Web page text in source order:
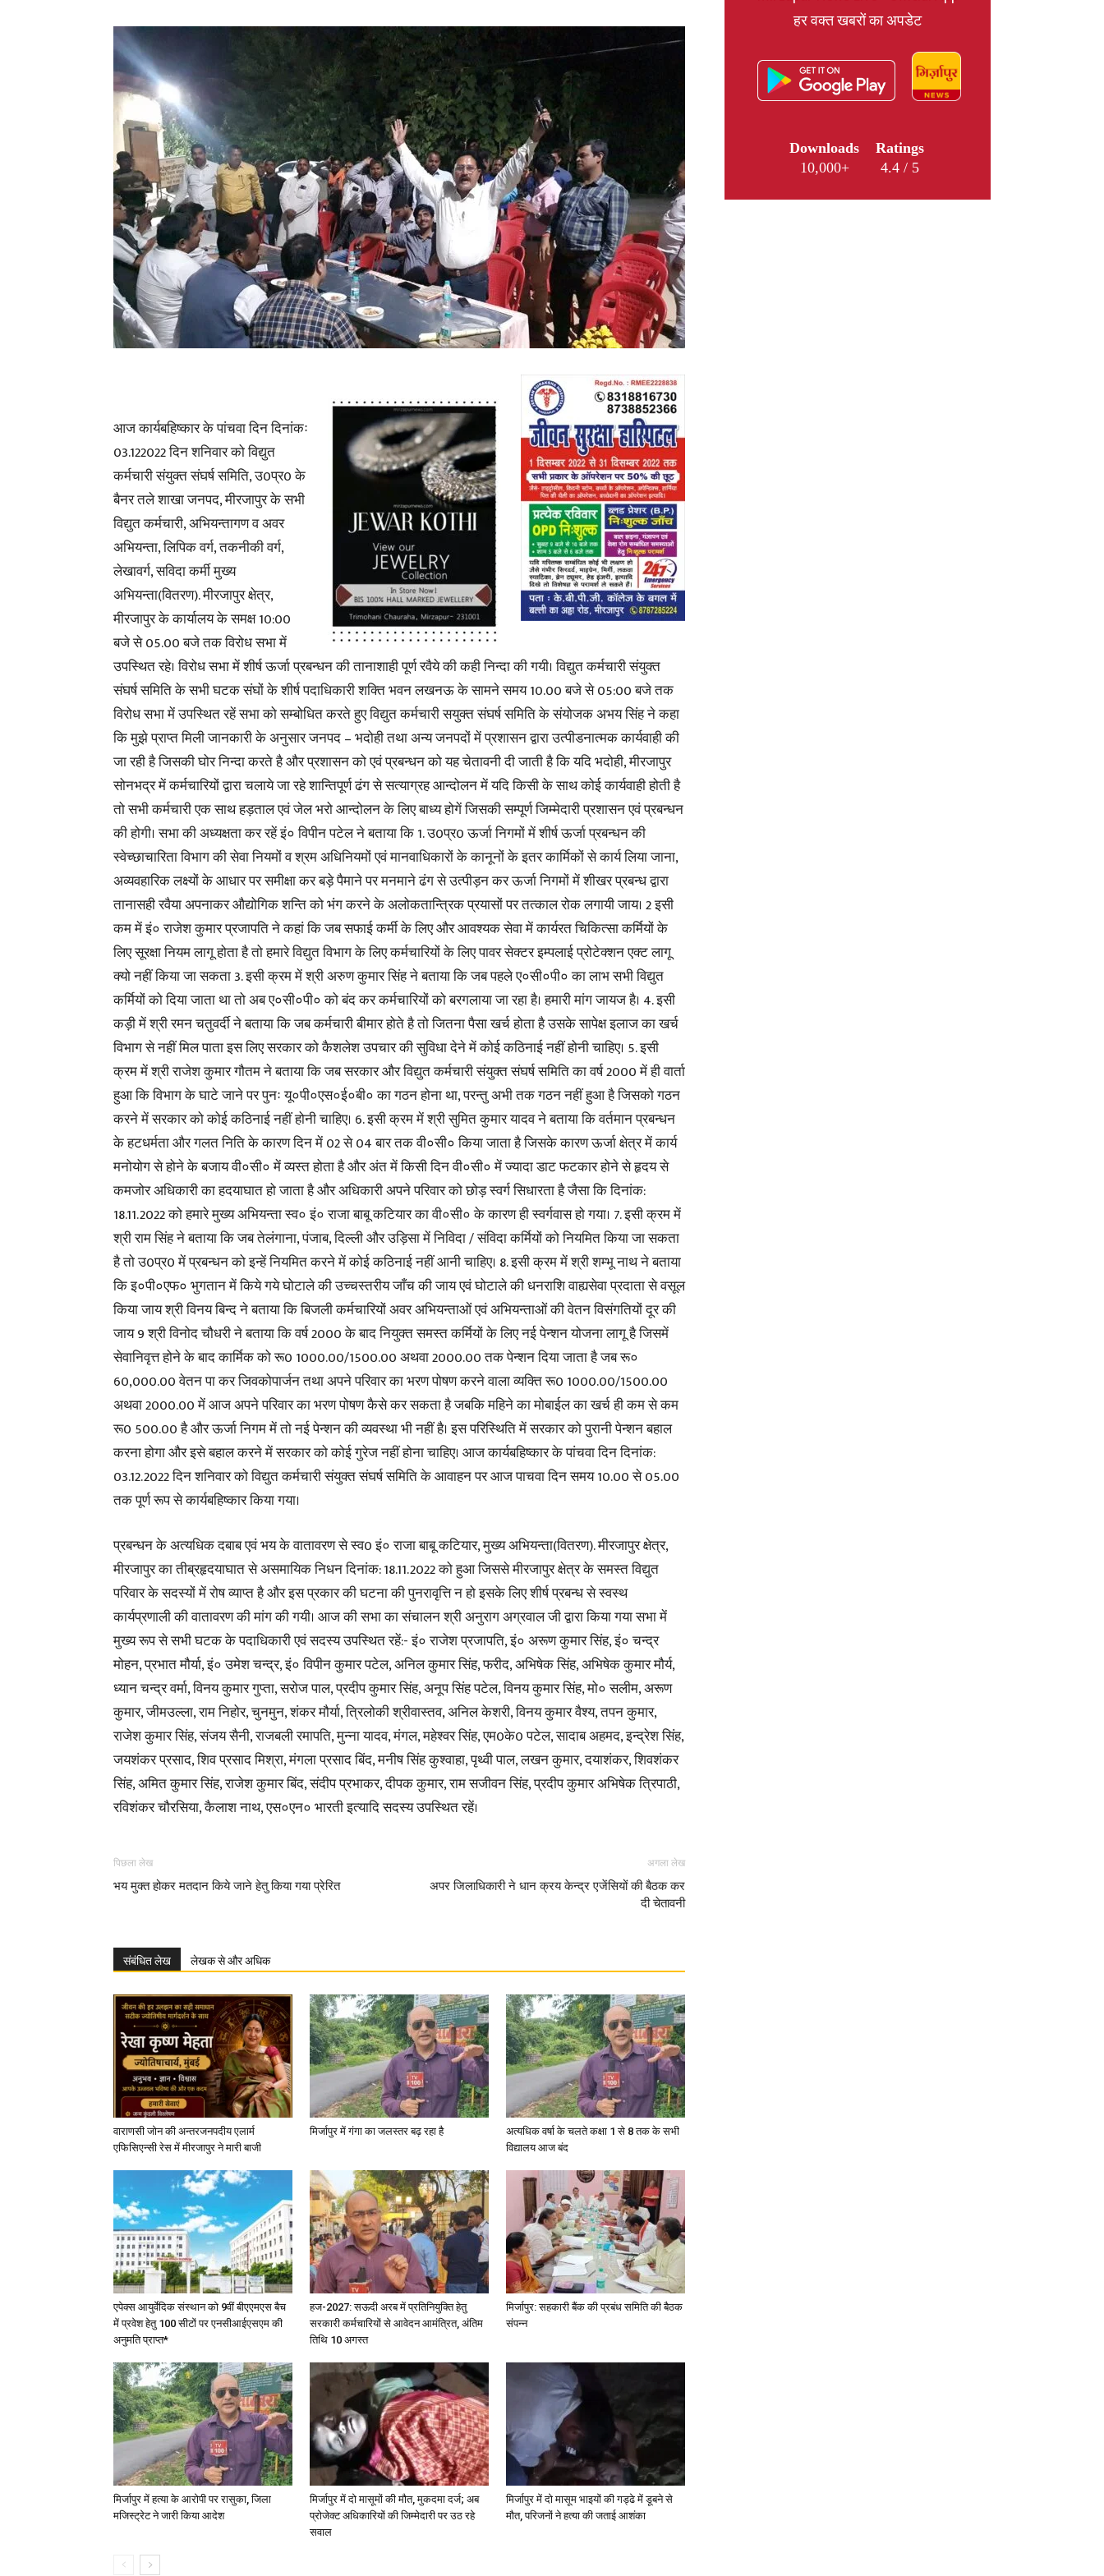
News,
Latest
News
in
Hindi,
Today
Hindi
News
Paper
आज कार्यबहिष्कार के पांचवा दिन दिनांकः
03.122022 दिन शनिवार को विद्युत
कर्मचारी संयुक्त संघर्ष समिति, उ0प्र0 के
बैनर तले शाखा जनपद, मीरजापुर के सभी
विद्युत कर्मचारी, अभियन्तागण व अवर
अभियन्ता, लिपिक वर्ग, तकनीकी वर्ग,
लेखावर्ग, सविदा कर्मी मुख्य
अभियन्ता(वितरण). मीरजापुर क्षेत्र,
मीरजापुर के कार्यालय के समक्ष 10:00
बजे से 05.00 बजे तक विरोध सभा में
उपस्थित रहे। विरोध सभा में शीर्ष ऊर्जा प्रबन्धन की तानाशाही पूर्ण रवैये की कही निन्दा की गयी। विद्युत कर्मचारी संयुक्त
संघर्ष समिति के सभी घटक संघों के शीर्ष पदाधिकारी शक्ति भवन लखनऊ के सामने समय 10.00 बजे से 05:00 बजे तक
विरोध सभा में उपस्थित रहें सभा को सम्बोधित करते हुए विद्युत कर्मचारी सयुक्त संघर्ष समिति के संयोजक अभय सिंह ने कहा
कि मुझे प्राप्त मिली जानकारी के अनुसार जनपद – भदोही तथा अन्य जनपदों में प्रशासन द्वारा उत्पीडनात्मक कार्यवाही की
जा रही है जिसकी घोर निन्दा करते है और प्रशासन को एवं प्रबन्धन को यह चेतावनी दी जाती है कि यदि भदोही, मीरजापुर
सोनभद्र में कर्मचारियों द्वारा चलाये जा रहे शान्तिपूर्ण ढंग से सत्याग्रह आन्दोलन में यदि किसी के साथ कोई कार्यवाही होती है
तो सभी कर्मचारी एक साथ हड़ताल एवं जेल भरो आन्दोलन के लिए बाध्य होगें जिसकी सम्पूर्ण जिम्मेदारी प्रशासन एवं प्रबन्धन
की होगी। सभा की अध्यक्षता कर रहें इं० विपीन पटेल ने बताया कि 1. उ0प्र0 ऊर्जा निगमों में शीर्ष ऊर्जा प्रबन्धन की
स्वेच्छाचारिता विभाग की सेवा नियमों व श्रम अधिनियमों एवं मानवाधिकारों के कानूनों के इतर कार्मिकों से कार्य लिया जाना,
अव्यवहारिक लक्ष्यों के आधार पर समीक्षा कर बड़े पैमाने पर मनमाने ढंग से उत्पीड़न कर ऊर्जा निगमों में शीखर प्रबन्ध द्वारा
तानासही रवैया अपनाकर औद्योगिक शन्ति को भंग करने के अलोकतान्त्रिक प्रयासों पर तत्काल रोक लगायी जाय। 2 इसी
कम में इं० राजेश कुमार प्रजापति ने कहां कि जब सफाई कर्मी के लिए और आवश्यक सेवा में कार्यरत चिकित्सा कर्मियों के
लिए सूरक्षा नियम लागू होता है तो हमारे विद्युत विभाग के लिए कर्मचारियों के लिए पावर सेक्टर इम्पलाई प्रोटेक्शन एक्ट लागू
क्यो नहीं किया जा सकता 3. इसी क्रम में श्री अरुण कुमार सिंह ने बताया कि जब पहले ए०सी०पी० का लाभ सभी विद्युत
कर्मियों को दिया जाता था तो अब ए०सी०पी० को बंद कर कर्मचारियों को बरगलाया जा रहा है। हमारी मांग जायज है। 4. इसी
कड़ी में श्री रमन चतुवर्दी ने बताया कि जब कर्मचारी बीमार होते है तो जितना पैसा खर्च होता है उसके सापेक्ष इलाज का खर्च
विभाग से नहीं मिल पाता इस लिए सरकार को कैशलेश उपचार की सुविधा देने में कोई कठिनाई नहीं होनी चाहिए। 5. इसी
क्रम में श्री राजेश कुमार गौतम ने बताया कि जब सरकार और विद्युत कर्मचारी संयुक्त संघर्ष समिति का वर्ष 2000 में ही वार्ता
हुआ कि विभाग के घाटे जाने पर पुनः यू०पी०एस०ई०बी० का गठन होना था, परन्तु अभी तक गठन नहीं हुआ है जिसको गठन
करने में सरकार को कोई कठिनाई नहीं होनी चाहिए। 6. इसी क्रम में श्री सुमित कुमार यादव ने बताया कि वर्तमान प्रबन्धन
के हटधर्मता और गलत निति के कारण दिन में 02 से 04 बार तक वी०सी० किया जाता है जिसके कारण ऊर्जा क्षेत्र में कार्य
मनोयोग से होने के बजाय वी०सी० में व्यस्त होता है और अंत में किसी दिन वी०सी० में ज्यादा डाट फटकार होने से हृदय से
कमजोर अधिकारी का हदयाघात हो जाता है और अधिकारी अपने परिवार को छोड़ स्वर्ग सिधारता है जैसा कि दिनांक:
18.11.2022 को हमारे मुख्य अभियन्ता स्व० इं० राजा बाबू कटियार का वी०सी० के कारण ही स्वर्गवास हो गया। 7. इसी क्रम में
श्री राम सिंह ने बताया कि जब तेलंगाना, पंजाब, दिल्ली और उड़िसा में निविदा / संविदा कर्मियों को नियमित किया जा सकता
है तो उ0प्र0 में प्रबन्धन को इन्हें नियमित करने में कोई कठिनाई नहीं आनी चाहिए। 8. इसी क्रम में श्री शम्भू नाथ ने बताया
कि इ०पी०एफ० भुगतान में किये गये घोटाले की उच्चस्तरीय जाँच की जाय एवं घोटाले की धनराशि वाह्यसेवा प्रदाता से वसूल
किया जाय श्री विनय बिन्द ने बताया कि बिजली कर्मचारियों अवर अभियन्ताओं एवं अभियन्ताओं की वेतन विसंगतियों दूर की
जाय 9 श्री विनोद चौधरी ने बताया कि वर्ष 2000 के बाद नियुक्त समस्त कर्मियों के लिए नई पेन्शन योजना लागू है जिसमें
सेवानिवृत्त होने के बाद कार्मिक को रू0 1000.00/1500.00 अथवा 2000.00 तक पेन्शन दिया जाता है जब रू०
60,000.00 वेतन पा कर जिवकोपार्जन तथा अपने परिवार का भरण पोषण करने वाला व्यक्ति रू0 1000.00/1500.00
अथवा 2000.00 में आज अपने परिवार का भरण पोषण कैसे कर सकता है जबकि महिने का मोबाईल का खर्च ही कम से कम
रू0 500.00 है और ऊर्जा निगम में तो नई पेन्शन की व्यवस्था भी नहीं है। इस परिस्थिति में सरकार को पुरानी पेन्शन बहाल
करना होगा और इसे बहाल करने में सरकार को कोई गुरेज नहीं होना चाहिए। आज कार्यबहिष्कार के पांचवा दिन दिनांक:
03.12.2022 दिन शनिवार को विद्युत कर्मचारी संयुक्त संघर्ष समिति के आवाहन पर आज पाचवा दिन समय 10.00 से 05.00
तक पूर्ण रूप से कार्यबहिष्कार किया गया।
प्रबन्धन के अत्यधिक दबाब एवं भय के वातावरण से स्व0 इं० राजा बाबू कटियार, मुख्य अभियन्ता(वितरण). मीरजापुर क्षेत्र,
मीरजापुर का तीब्रहृदयाघात से असमायिक निधन दिनांक: 18.11.2022 को हुआ जिससे मीरजापुर क्षेत्र के समस्त विद्युत
परिवार के सदस्यों में रोष व्याप्त है और इस प्रकार की घटना की पुनरावृत्ति न हो इसके लिए शीर्ष प्रबन्ध से स्वस्थ
कार्यप्रणाली की वातावरण की मांग की गयी। आज की सभा का संचालन श्री अनुराग अग्रवाल जी द्वारा किया गया सभा में
मुख्य रूप से सभी घटक के पदाधिकारी एवं सदस्य उपस्थित रहें:- इं० राजेश प्रजापति, इं० अरूण कुमार सिंह, इं० चन्द्र
मोहन, प्रभात मौर्या, इं० उमेश चन्द्र, इं० विपीन कुमार पटेल, अनिल कुमार सिंह, फरीद, अभिषेक सिंह, अभिषेक कुमार मौर्य,
ध्यान चन्द्र वर्मा, विनय कुमार गुप्ता, सरोज पाल, प्रदीप कुमार सिंह, अनूप सिंह पटेल, विनय कुमार सिंह, मो० सलीम, अरूण
कुमार, जीमउल्ला, राम निहोर, चुनमुन, शंकर मौर्या, त्रिलोकी श्रीवास्तव, अनिल केशरी, विनय कुमार वैश्य, तपन कुमार,
राजेश कुमार सिंह, संजय सैनी, राजबली रमापति, मुन्ना यादव, मंगल, महेश्वर सिंह, एम0के0 पटेल, सादाब अहमद, इन्द्रेश सिंह,
जयशंकर प्रसाद, शिव प्रसाद मिश्रा, मंगला प्रसाद बिंद, मनीष सिंह कुश्वाहा, पृथ्वी पाल, लखन कुमार, दयाशंकर, शिवशंकर
सिंह, अमित कुमार सिंह, राजेश कुमार बिंद, संदीप प्रभाकर, दीपक कुमार, राम सजीवन सिंह, प्रदीप कुमार अभिषेक त्रिपाठी,
रविशंकर चौरसिया, कैलाश नाथ, एस०एन० भारती इत्यादि सदस्य उपस्थित रहें।
पिछला लेख
भय मुक्त होकर मतदान किये जाने हेतु किया गया प्रेरित
अगला लेख
अपर जिलाधिकारी ने धान क्रय केन्द्र एजेंसियों की बैठक कर
दी चेतावनी
संबंधित लेख लेखक से और अधिक
वाराणसी जोन की अन्तरजनपदीय एलार्म
एफिसिएन्सी रेस में मीरजापुर ने मारी बाजी
मिर्जापुर में गंगा का जलस्तर बढ़ रहा है
अत्यधिक वर्षा के चलते कक्षा 1 से 8 तक के सभी
विद्यालय आज बंद
एपेक्स आयुर्वेदिक संस्थान को 9वीं बीएएमएस बैच
में प्रवेश हेतु 100 सीटों पर एनसीआईएसएम की
अनुमति प्राप्त*
हज-2027: सऊदी अरब में प्रतिनियुक्ति हेतु
सरकारी कर्मचारियों से आवेदन आमंत्रित, अंतिम
तिथि 10 अगस्त
मिर्जापुर: सहकारी बैंक की प्रबंध समिति की बैठक
संपन्न
मिर्जापुर में हत्या के आरोपी पर रासुका, जिला
मजिस्ट्रेट ने जारी किया आदेश
मिर्जापुर में दो मासूमों की मौत, मुकदमा दर्ज; अब
प्रोजेक्ट अधिकारियों की जिम्मेदारी पर उठ रहे
सवाल
मिर्जापुर में दो मासूम भाइयों की गड्ढे में डूबने से
मौत, परिजनों ने हत्या की जताई आशंका
हर वक्त खबरों का अपडेट
Downloads
10,000+
Ratings
4.4 / 5